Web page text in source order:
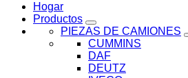
Hogar
Productos
PIEZAS DE CAMIONES
CUMMINS
DAF
DEUTZ